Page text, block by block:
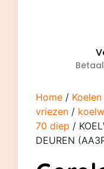
Home /
vriezen /
70 diep /
DEUREN